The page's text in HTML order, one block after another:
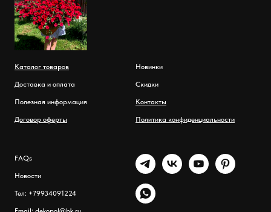
Каталог товаров
Доставка и оплата
Полезная информация
Договор оферты
Новинки
Скидки
Контакты
Политика конфиденциальности
FAQs
Новости
Тел: +79934091224